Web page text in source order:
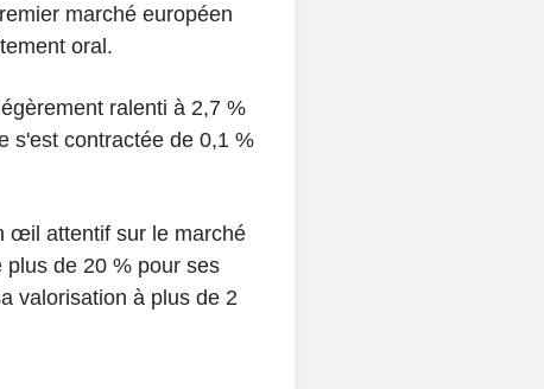
marché européen
oral.
ralenti à 2,7 %
s'est contractée de 0,1 %
œil attentif sur le marché
de 20 % pour ses
valorisation à plus de 2